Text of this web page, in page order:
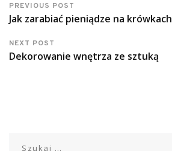
PREVIOUS POST
Jak zarabiać pieniądze na krówkach
NEXT POST
Dekorowanie wnętrza ze sztuką